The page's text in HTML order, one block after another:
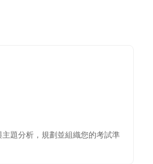
題分析，規劃並組織您的考試準